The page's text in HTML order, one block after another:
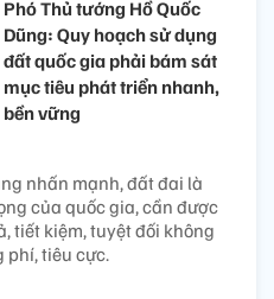
Phó Thủ tướng Hồ Quốc
Dũng: Quy hoạch sử dụng
đất quốc gia phải bám sát
mục tiêu phát triển nhanh,
bền vững
nhấn mạnh, đất đai là
của quốc gia, cần được
tiết kiệm, tuyệt đối không
phí, tiêu cực.